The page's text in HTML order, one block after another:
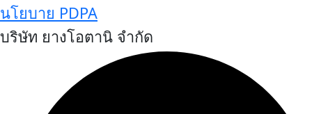
นโยบาย PDPA
บริษัท ยางโอตานิ จำกัด